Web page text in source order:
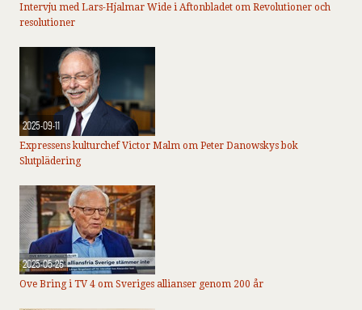
Intervju med Lars-Hjalmar Wide i Aftonbladet om Revolutioner och
resolutioner
2025-09-11
Expressens kulturchef Victor Malm om Peter Danowskys bok
Slutplädering
2025-05-26
Ove Bring i TV 4 om Sveriges allianser genom 200 år